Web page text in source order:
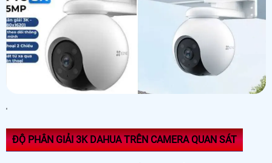
'
ĐỘ PHÂN GIẢI 3K DAHUA TRÊN CAMERA QUAN SÁT